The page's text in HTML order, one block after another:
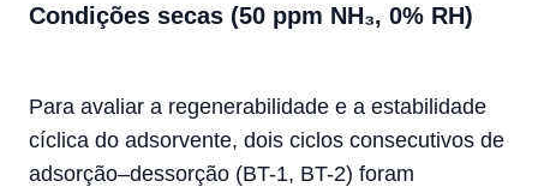
Condições secas (50 ppm NH₃, 0% RH)
Para avaliar a regenerabilidade e a estabilidade
cíclica do adsorvente, dois ciclos consecutivos de
adsorção–dessorção (BT-1, BT-2) foram